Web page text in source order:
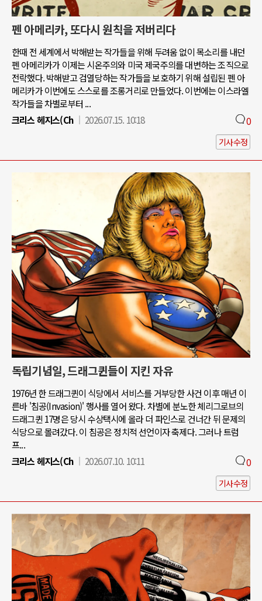
펜 아메리카, 또다시 원칙을 저버리다
한때 전 세계에서 박해받는 작가들을 위해 두려움 없이 목소리를 내던
펜 아메리카가 이제는 시온주의와 미국 제국주의를 대변하는 조직으로
전락했다. 박해받고 검열당하는 작가들을 보호하기 위해 설립된 펜 아
메리카가 이번에도 스스로를 조롱거리로 만들었다. 이번에는 이스라엘
작가들을 차별로부터 ...
크리스 헤지스(Ch
2026.07.15. 10:18 0
기사수정
독립기념일, 드래그퀸들이 지킨 자유
1976년 한 드래그퀸이 식당에서 서비스를 거부당한 사건 이후 매년 이
른바 '침공(Invasion)' 행사를 열어 왔다. 차별에 분노한 체리그로브의
드래그퀸 17명은 당시 수상택시에 올라 더 파인스로 건너간 뒤 문제의
식당으로 몰려갔다. 이 침공은 정치적 선언이자 축제다. 그러나 트럼
프...
크리스 헤지스(Ch
2026.07.10. 10:11 0
기사수정